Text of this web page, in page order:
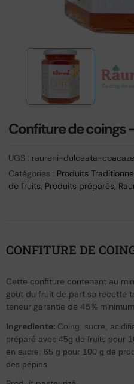
Confiture de coings
UGS : raureni-dulceata-
Catégories : Produits
de fruits, Produits préparés,
CONFITURE DE
Cette confiture contenant au
gout du fruit de part sa recette
teneur garantie de 45%
Ingrediente: Coing, sucre,
préparé avec 45g de fruits pour
en sucre: 65 g pour 100 g de
des pépins